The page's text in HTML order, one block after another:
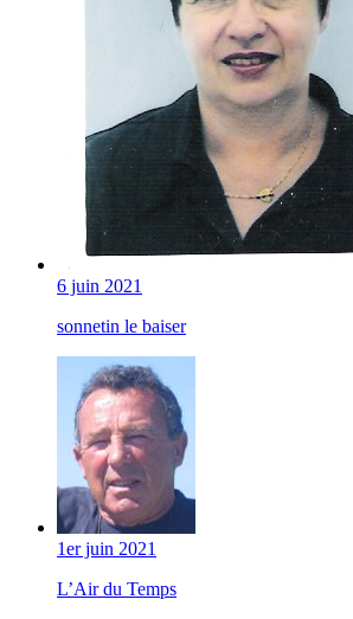
6 juin 2021
sonnetin le baiser
1er juin 2021
L’Air du Temps